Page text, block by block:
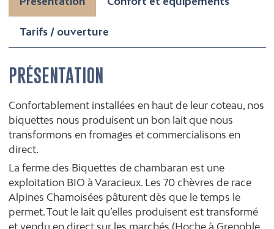
Tarifs / ouverture
PRÉSENTATION
Confortablement installées en haut de leur coteau, nos
biquettes nous produisent un bon lait que nous
transformons en fromages et commercialisons en
direct.
La ferme des Biquettes de chambaran est une
exploitation BIO à Varacieux. Les 70 chèvres de race
Alpines Chamoisées pâturent dès que le temps le
permet. Tout le lait qu’elles produisent est transformé